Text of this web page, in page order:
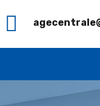
Vendita L’